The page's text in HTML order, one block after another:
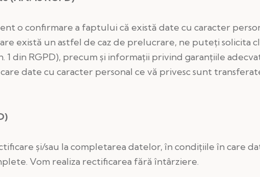
o confirmare a faptului că există date cu caracter
există un astfel de caz de prelucrare, ne puteți solicita
1 din RGPD), precum și informații privind garanțiile
date cu caracter personal ce vă privesc sunt
și/sau la completarea datelor, în condițiile în care
Vom realiza rectificarea fără întârziere.